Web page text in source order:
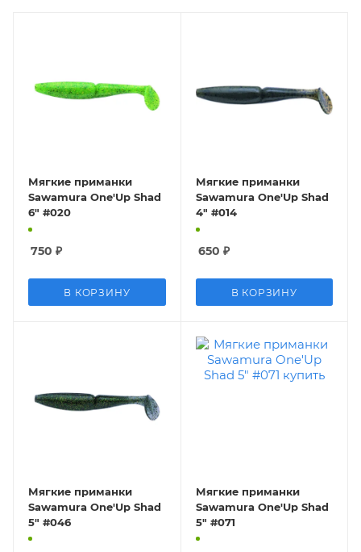
Мягкие приманки
Sawamura One'Up Shad
6" #020
750 ₽
В КОРЗИНУ
Мягкие приманки
Sawamura One'Up Shad
4" #014
650 ₽
В КОРЗИНУ
Мягкие приманки
Sawamura One'Up Shad
5" #046
Мягкие приманки
Sawamura One'Up Shad
5" #071